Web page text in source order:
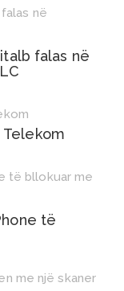
falas në
të